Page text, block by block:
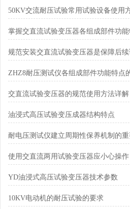
50KV交流耐压试验常用试验设备使用
交直流试验变压器的规范使用方法详解
油浸式高压试验变压成器结构特点
使用交直流两用试验变压器应小心操作
YD油浸式高压试验变压器技术参数
10KV电动机的耐压试验的要求